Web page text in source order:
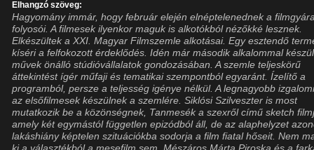
Elhangzó szöveg:
Hagyomány immár, hogy február elején elnéptelenednek a
folyosói. A filmesek ilyenkor maguk is alkotókból nézőkké lesznek.
Elkészültek a XXI. Magyar Filmszemle alkotásai. Egy esztendő
kíséri a felfokozott érdeklődés. Idén már második alkalommal
művek önálló stúdióvállalatok gondozásában. A szemle teljeskörű
áttekintést ígér műfaji és tematikai szempontból egyaránt. Ízelítő a
programból, persze a teljesség igénye nélkül. A legnagyobb
az elsőfilmesek készülnek a szemlére. Siklósi Szilveszter is most
mutatkozik be a közönségnek, Tanmesék a szexről című sketch
amely két egymástól független epizódból áll, de az alaphelyzet
lakáshiány képtelen szituációkba sodorja a film fiatal hőseit. Nem